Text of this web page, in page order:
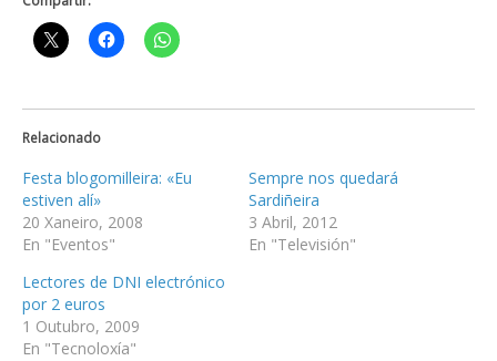
Relacionado
Festa blogomilleira: «Eu
estiven alí»
20 Xaneiro, 2008
En "Eventos"
Sempre nos quedará
Sardiñeira
3 Abril, 2012
En "Televisión"
Lectores de DNI electrónico
por 2 euros
1 Outubro, 2009
En "Tecnoloxía"